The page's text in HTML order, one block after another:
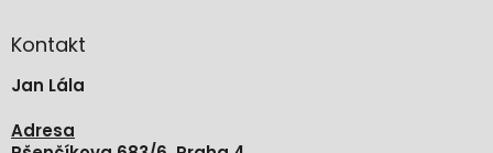
aKontakt
Jan Lála
Adresa